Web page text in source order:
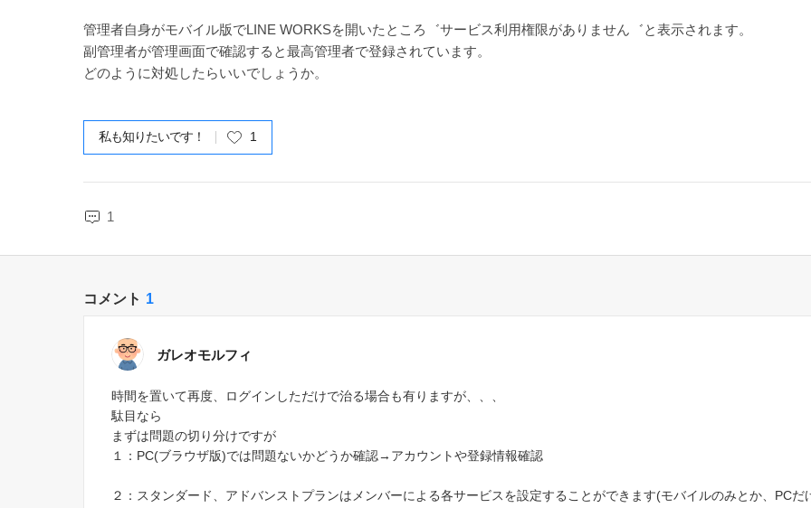
管理者自身がモバイル版でLINE WORKSを開いたところ゛サービス利用権限がありません゛と表示されます。
副管理者が管理画面で確認すると最高管理者で登録されています。
どのように対処したらいいでしょうか。
私も知りたいです！ 1
1
コメント 1
ガレオモルフィ
時間を置いて再度、ログインしただけで治る場合も有りますが、、、
駄目なら
まずは問題の切り分けですが
１：PC(ブラウザ版)では問題ないかどうか確認→アカウントや登録情報確認
２：スタンダード、アドバンストプランはメンバーによる各サービスを設定することができます(モバイルのみとか、PCだ